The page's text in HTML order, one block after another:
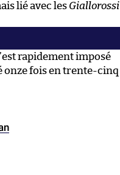
lié avec les Giallorossi
rapidement imposé
onze fois en trente-cinq